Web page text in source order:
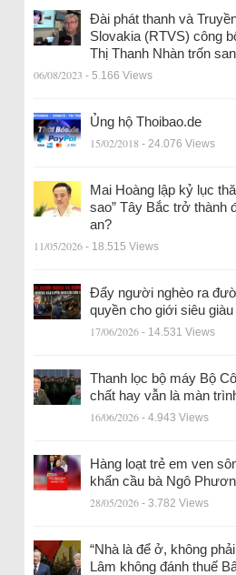
Đài phát thanh và
Slovakia (RTVS) công
Thị Thanh Nhàn trốn
06/08/2023 - 5.166 Views
Ủng hộ Thoibao.de
15/02/2018 - 24.076 Views
Mai Hoàng lập kỷ lục
sao” Tây Bắc trở thành
an?
11/05/2026 - 18.515 Views
Đẩy người nghèo ra
quyền cho giới siêu giàu
17/06/2026 - 14.531 Views
Thanh lọc bộ máy Bộ
chất hay vẫn là màn
16/06/2026 - 4.943 Views
Hàng loạt trẻ em ven
khẩn cầu bà Ngô
28/05/2026 - 3.782 Views
“Nhà là để ở, không
Lâm không đánh thuế